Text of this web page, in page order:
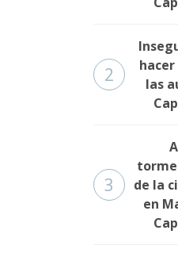
2
las
3
de la
en